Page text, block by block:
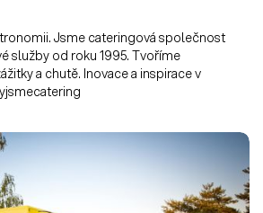
Jsme cateringová společnost
služby od roku 1995. Tvoříme
a chutě. Inovace a inspirace v